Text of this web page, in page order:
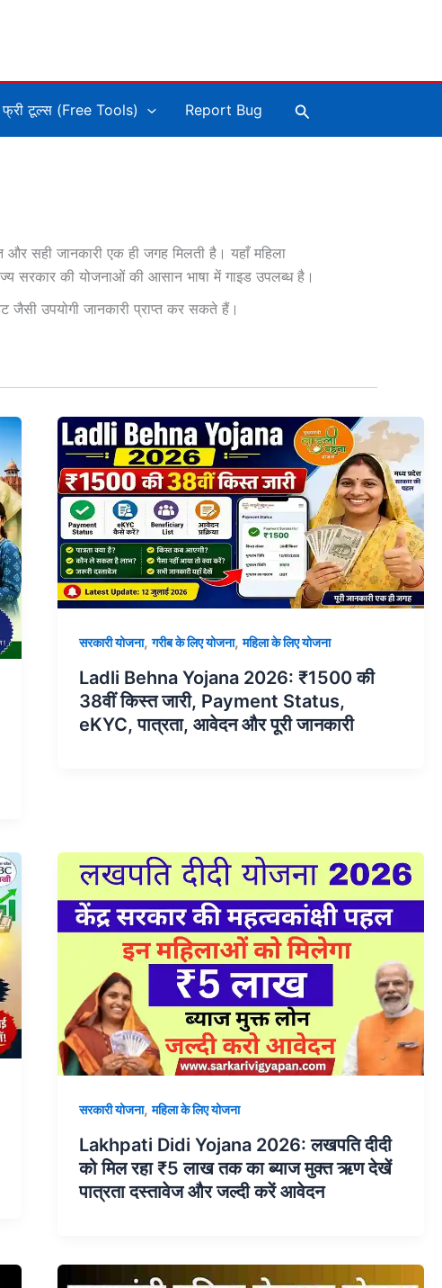
फ्री टूल्स (Free Tools) Report Bug Search
सही जानकारी एक ही जगह मिलती है। यहाँ महिला
सरकार की योजनाओं की आसान भाषा में गाइड उपलब्ध है।
उपयोगी जानकारी प्राप्त कर सकते हैं।
सरकारी योजना,गरीब के लिए योजना,महिला के लिए योजना
Ladli Behna Yojana 2026: ₹1500 की
38वीं किस्त जारी, Payment Status,
eKYC, पात्रता, आवेदन और पूरी जानकारी
सरकारी योजना,महिला के लिए योजना
Lakhpati Didi Yojana 2026: लखपति दीदी
को मिल रहा ₹5 लाख तक का ब्याज मुक्त ऋण देखें
पात्रता दस्तावेज और जल्दी करें आवेदन